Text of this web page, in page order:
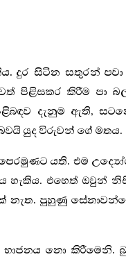
දුර සිටින සතුරන්
පිළිසකර කිරීම පා
දැනුම ඇති,
යුද විරුවන් ගේ මතය.
යති. එම
හැකිය. එහෙත් ඔවුන්
නැත. පුහුණු
භාජනය නො කිරීමෙනි.